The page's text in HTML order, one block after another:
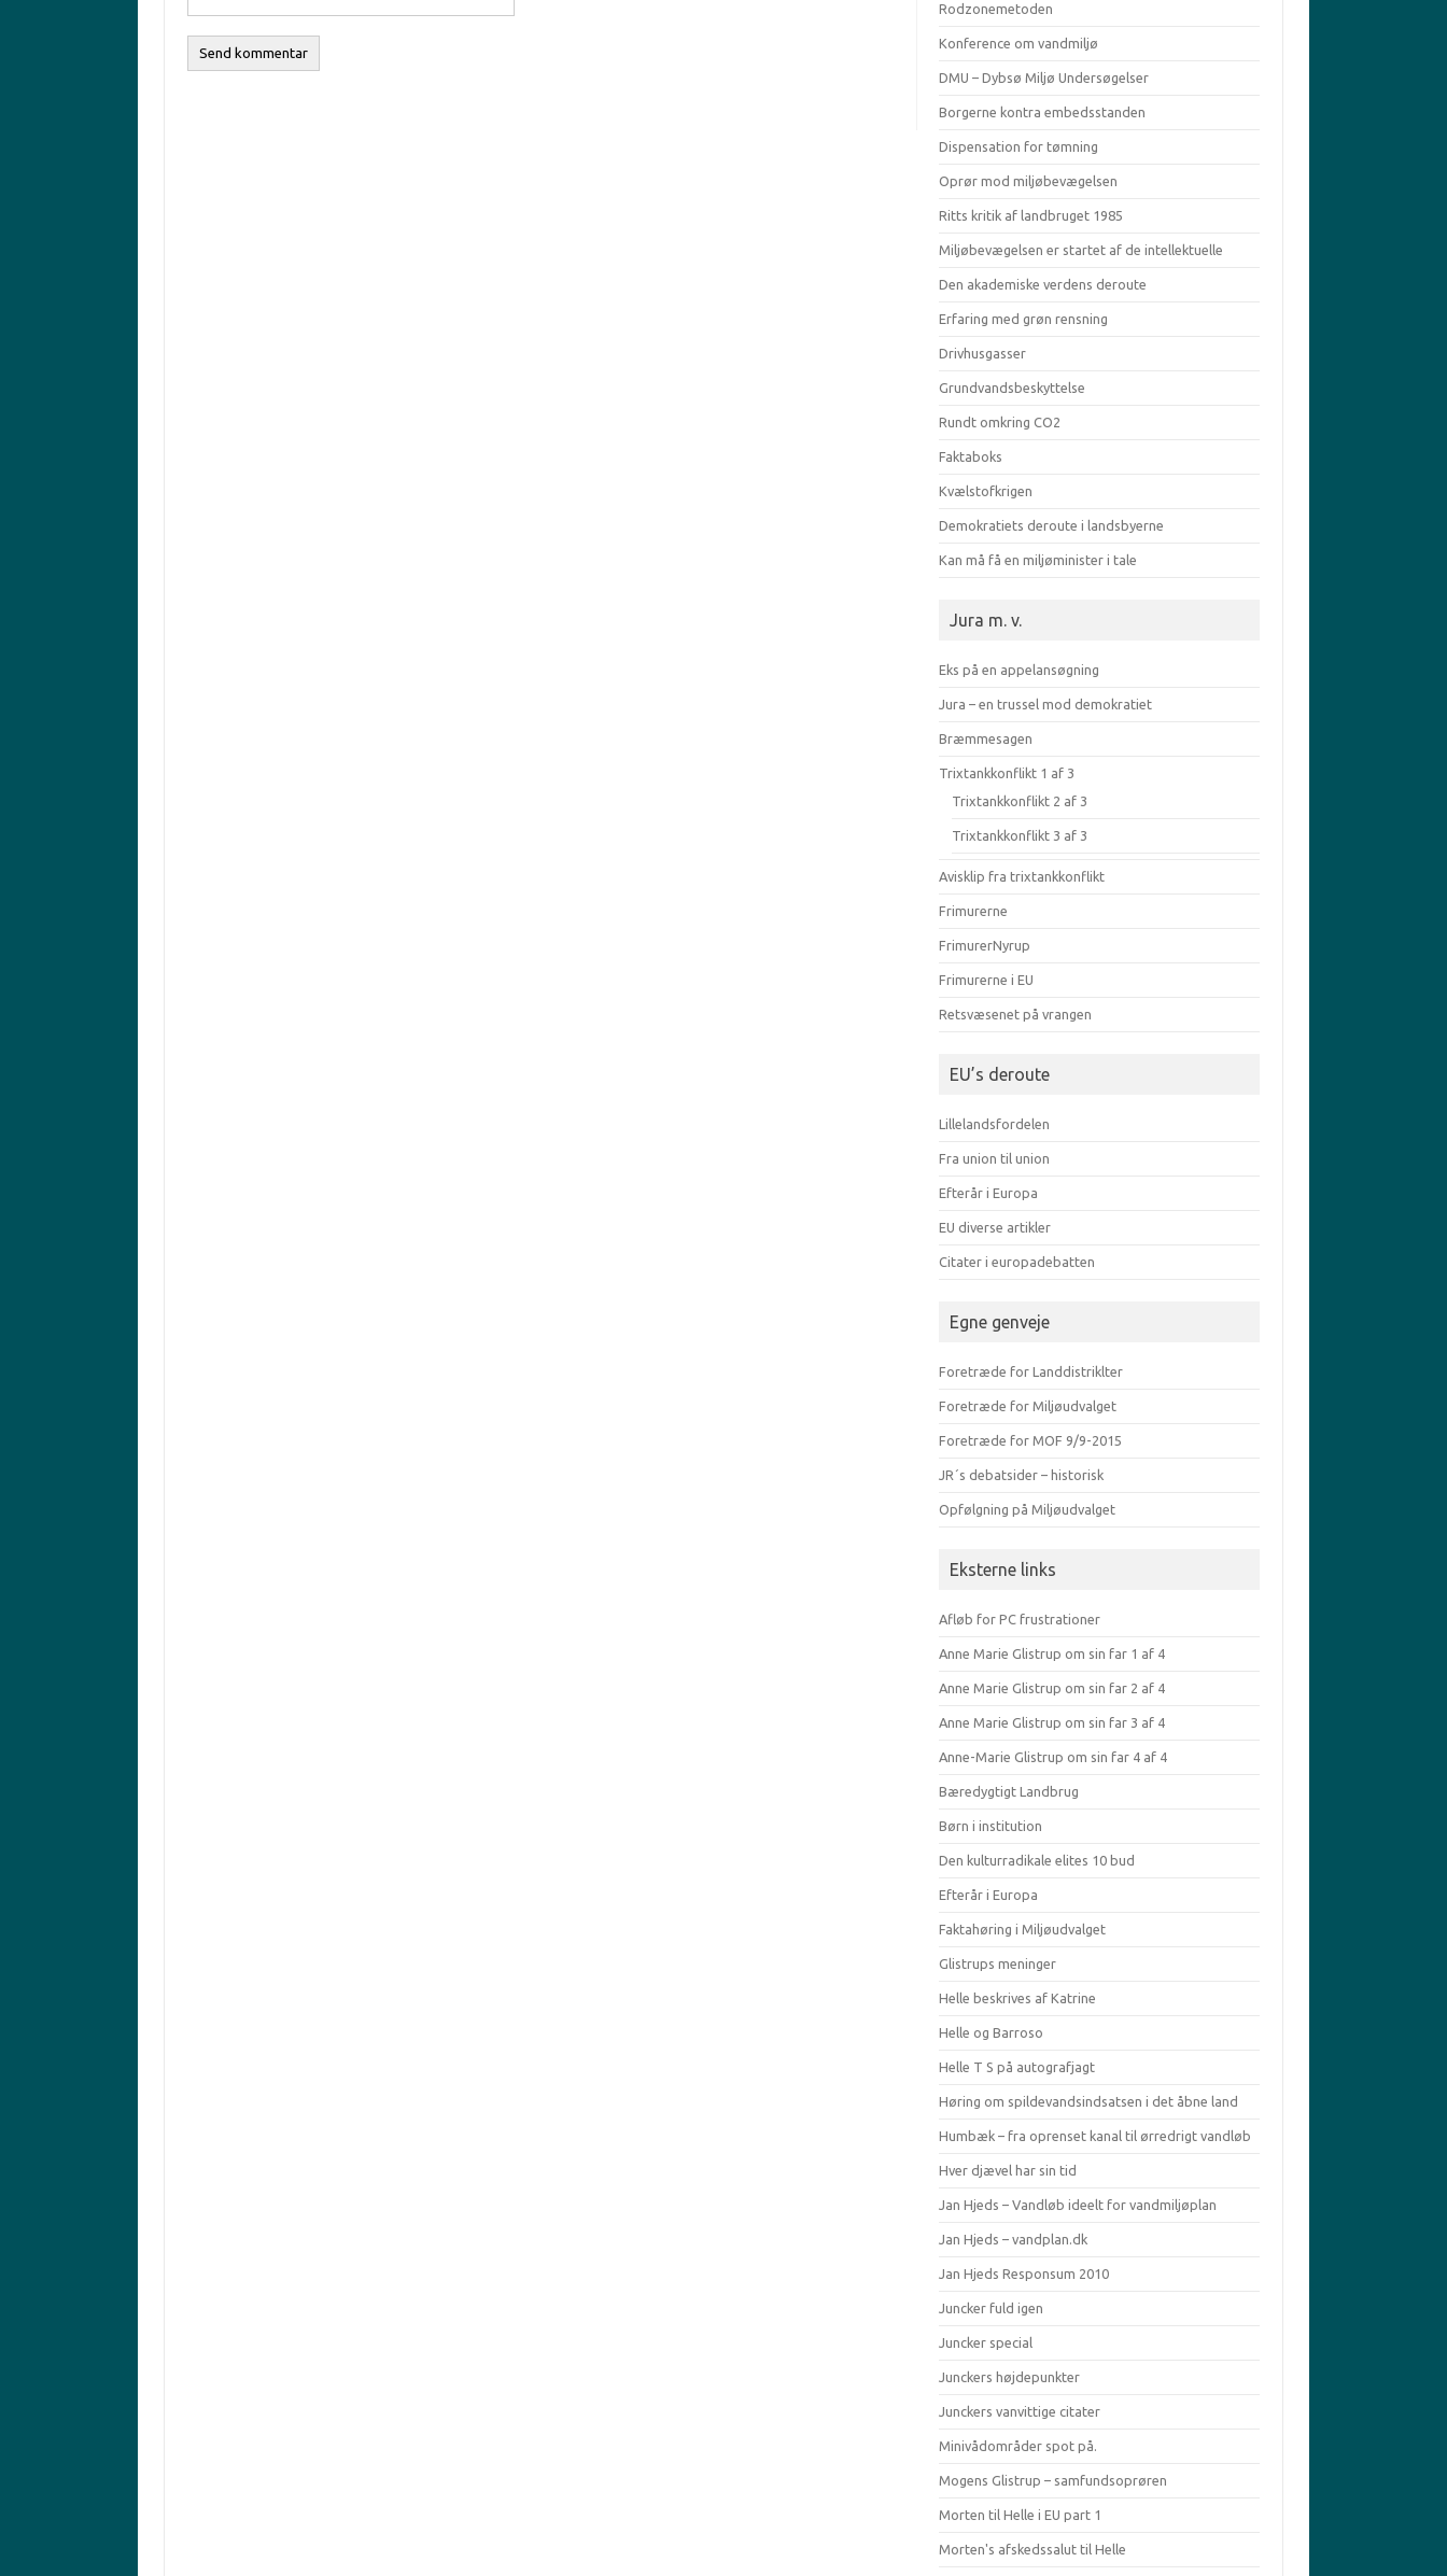
Rodzonemetoden
Konference om vandmiljø
DMU – Dybsø Miljø Undersøgelser
Borgerne kontra embedsstanden
Dispensation for tømning
Oprør mod miljøbevægelsen
Ritts kritik af landbruget 1985
Miljøbevægelsen er startet af de intellektuelle
Den akademiske verdens deroute
Erfaring med grøn rensning
Drivhusgasser
Grundvandsbeskyttelse
Rundt omkring CO2
Faktaboks
Kvælstofkrigen
Demokratiets deroute i landsbyerne
Kan må få en miljøminister i tale
Jura m. v.
Eks på en appelansøgning
Jura – en trussel mod demokratiet
Bræmmesagen
Trixtankkonflikt 1 af 3
Trixtankkonflikt 2 af 3
Trixtankkonflikt 3 af 3
Avisklip fra trixtankkonflikt
Frimurerne
FrimurerNyrup
Frimurerne i EU
Retsvæsenet på vrangen
EU’s deroute
Lillelandsfordelen
Fra union til union
Efterår i Europa
EU diverse artikler
Citater i europadebatten
Egne genveje
Foretræde for Landdistriklter
Foretræde for Miljøudvalget
Foretræde for MOF 9/9-2015
JR´s debatsider – historisk
Opfølgning på Miljøudvalget
Eksterne links
Afløb for PC frustrationer
Anne Marie Glistrup om sin far 1 af 4
Anne Marie Glistrup om sin far 2 af 4
Anne Marie Glistrup om sin far 3 af 4
Anne-Marie Glistrup om sin far 4 af 4
Bæredygtigt Landbrug
Børn i institution
Den kulturradikale elites 10 bud
Efterår i Europa
Faktahøring i Miljøudvalget
Glistrups meninger
Helle beskrives af Katrine
Helle og Barroso
Helle T S på autografjagt
Høring om spildevandsindsatsen i det åbne land
Humbæk – fra oprenset kanal til ørredrigt vandløb
Hver djævel har sin tid
Jan Hjeds – Vandløb ideelt for vandmiljøplan
Jan Hjeds – vandplan.dk
Jan Hjeds Responsum 2010
Juncker fuld igen
Juncker special
Junckers højdepunkter
Junckers vanvittige citater
Minivådområder spot på.
Mogens Glistrup – samfundsoprøren
Morten til Helle i EU part 1
Morten's afskedssalut til Helle